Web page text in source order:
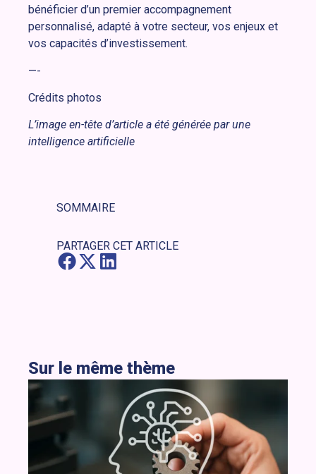
bénéficier d’un premier accompagnement
personnalisé, adapté à votre secteur, vos enjeux et
vos capacités d’investissement.
—-
Crédits photos
L’image en-tête d’article a été générée par une
intelligence artificielle
SOMMAIRE
PARTAGER CET ARTICLE
Sur le même thème